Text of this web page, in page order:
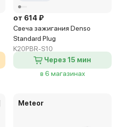
от 614 ₽
Свеча зажигания Denso
Standard Plug
K20PBR-S10
Через 15 мин
в 6 магазинах
Meteor